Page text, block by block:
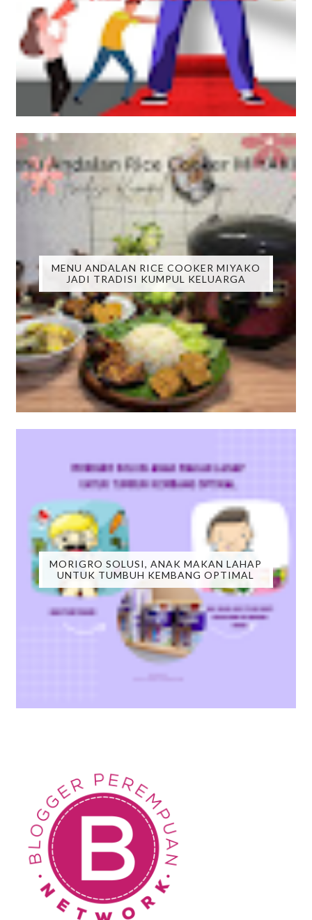
MENU ANDALAN RICE COOKER MIYAKO
JADI TRADISI KUMPUL KELUARGA
MORIGRO SOLUSI, ANAK MAKAN LAHAP
UNTUK TUMBUH KEMBANG OPTIMAL